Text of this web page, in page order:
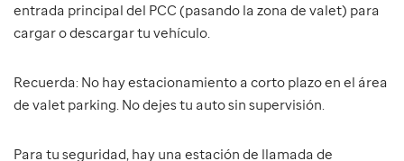
entrada principal del PCC (pasando la zona de valet) para
cargar o descargar tu vehículo.
Recuerda: No hay estacionamiento a corto plazo en el área
de valet parking. No dejes tu auto sin supervisión.
Para tu seguridad, hay una estación de llamada de